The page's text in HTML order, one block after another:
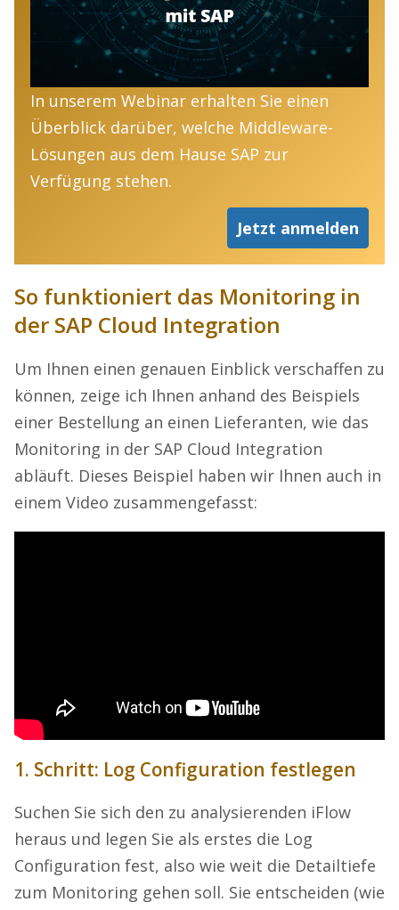
In unserem Webinar erhalten Sie einen
Überblick darüber, welche Middleware-
Lösungen aus dem Hause SAP zur
Verfügung stehen.
Jetzt anmelden
So funktioniert das Monitoring in
der SAP Cloud Integration
Um Ihnen einen genauen Einblick verschaffen zu
können, zeige ich Ihnen anhand des Beispiels
einer Bestellung an einen Lieferanten, wie das
Monitoring in der SAP Cloud Integration
abläuft. Dieses Beispiel haben wir Ihnen auch in
einem Video zusammengefasst:
1. Schritt: Log Configuration festlegen
Suchen Sie sich den zu analysierenden iFlow
heraus und legen Sie als erstes die Log
Configuration fest, also wie weit die Detailtiefe
zum Monitoring gehen soll. Sie entscheiden (wie